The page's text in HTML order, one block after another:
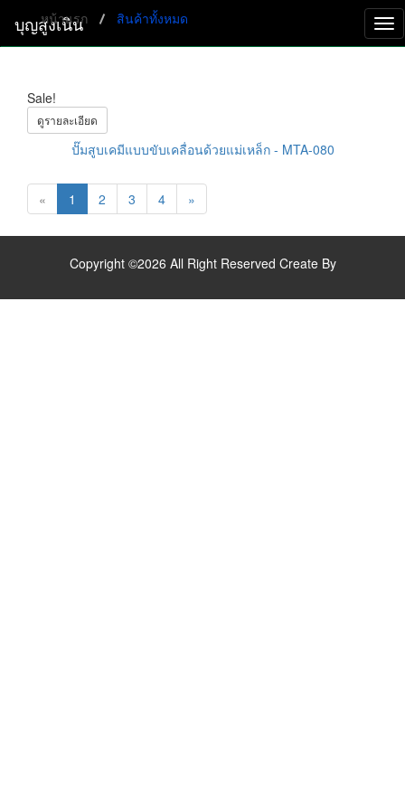
บุญสูงเนิน
หน้าแรก สินค้าทั้งหมด
Sale!
ดูรายละเอียด
ปั๊มสูบเคมีแบบขับเคลื่อนด้วยแม่เหล็ก - MTA-080
« 1 (current)
2 (current)
3 (current)
4(current)
»
Copyright ©2026 All Right Reserved Create By